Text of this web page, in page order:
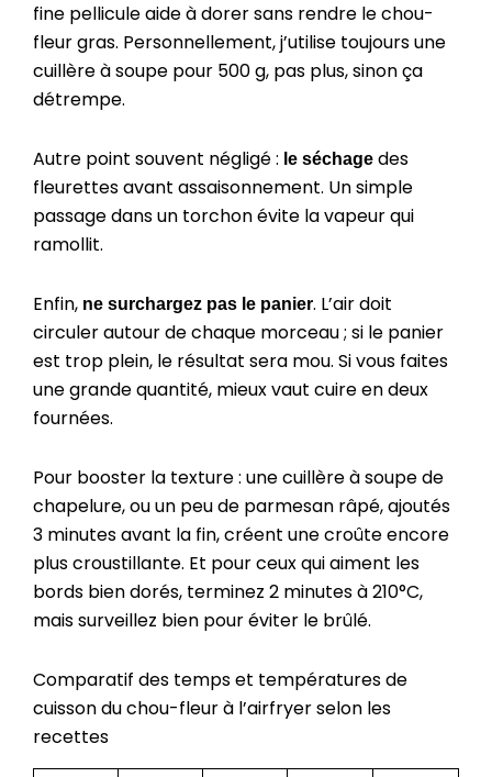
fine pellicule aide à dorer sans rendre le chou-
fleur gras. Personnellement, j’utilise toujours une
cuillère à soupe pour 500 g, pas plus, sinon ça
détrempe.
Autre point souvent négligé : le séchage des
fleurettes avant assaisonnement. Un simple
passage dans un torchon évite la vapeur qui
ramollit.
Enfin, ne surchargez pas le panier. L’air doit
circuler autour de chaque morceau ; si le panier
est trop plein, le résultat sera mou. Si vous faites
une grande quantité, mieux vaut cuire en deux
fournées.
Pour booster la texture : une cuillère à soupe de
chapelure, ou un peu de parmesan râpé, ajoutés
3 minutes avant la fin, créent une croûte encore
plus croustillante. Et pour ceux qui aiment les
bords bien dorés, terminez 2 minutes à 210°C,
mais surveillez bien pour éviter le brûlé.
Comparatif des temps et températures de
cuisson du chou-fleur à l’airfryer selon les
recettes